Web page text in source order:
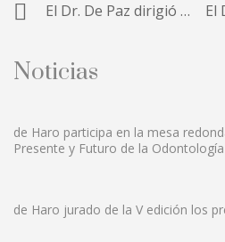
El Dr. De Paz dirigió el curso internacional de implantología cigomática
Noticias
de Haro participa en la mesa
Presente y Futuro de la
de Haro jurado de la V edición los